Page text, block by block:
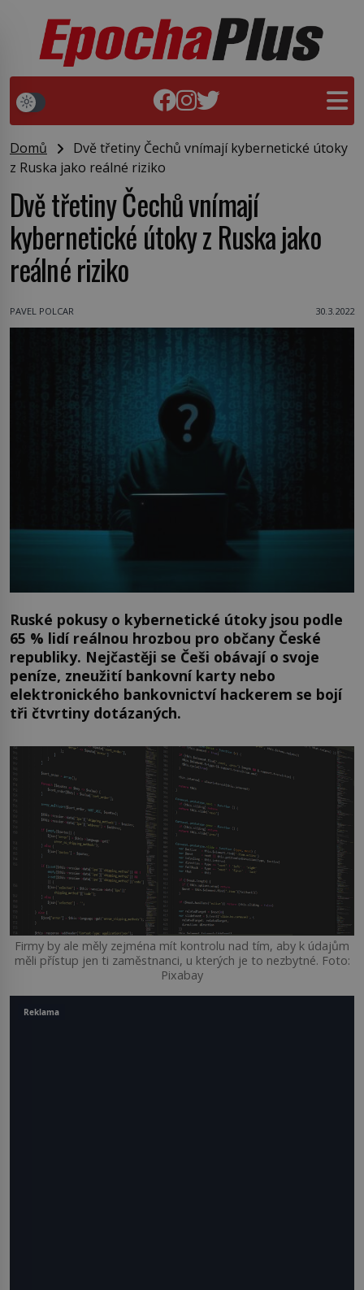
Domů
Dvě třetiny Čechů vnímají kybernetické útoky
z Ruska jako reálné riziko
Dvě třetiny Čechů vnímají
kybernetické útoky z Ruska jako
reálné riziko
PAVEL POLCAR 30.3.2022
Ruské pokusy o kybernetické útoky jsou podle
65 % lidí reálnou hrozbou pro občany České
republiky. Nejčastěji se Češi obávají o svoje
peníze, zneužití bankovní karty nebo
elektronického bankovnictví hackerem se bojí
tři čtvrtiny dotázaných.
Firmy by ale měly zejména mít kontrolu nad tím, aby k údajům
měli přístup jen ti zaměstnanci, u kterých je to nezbytné. Foto:
Pixabay
Reklama